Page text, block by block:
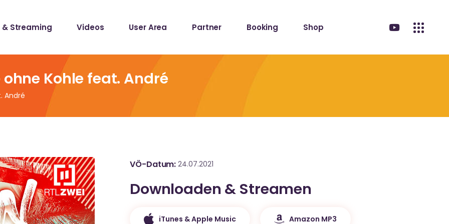
& Streaming Videos User Area Partner Booking Shop
ohne Kohle feat. André
André
VÖ-Datum 24.07.2021
Downloaden & Streamen
iTunes & Apple Music Amazon MP3